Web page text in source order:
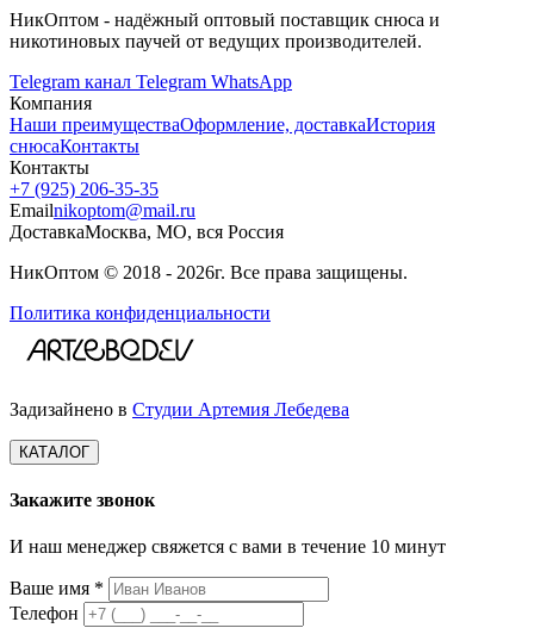
НикОптом - надёжный оптовый поставщик снюса и
никотиновых паучей от ведущих производителей.
Telegram канал Telegram WhatsApp
Компания
Наши преимуществаОформление, доставкаИстория
снюсаКонтакты
Контакты
+7 (925) 206‑35‑35
Emailnikoptom@mail.ru
ДоставкаМосква, МО, вся Россия
НикОптом © 2018 - 2026г. Все права защищены.
Политика конфиденциальности
Задизайнено в Студии Артемия Лебедева
КАТАЛОГ
Закажите звонок
И наш менеджер свяжется с вами в течение 10 минут
Ваше имя *
Телефон